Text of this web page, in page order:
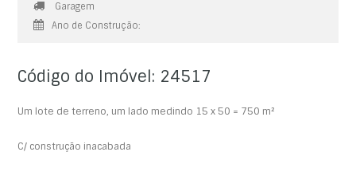
Garagem
Ano de Construção:
Código do Imóvel: 24517
Um lote de terreno, um lado medindo 15 x 50 = 750 m²
C/ construção inacabada